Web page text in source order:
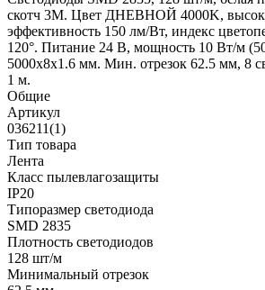
скотч 3M. Цвет ДНЕВНОЙ 4000K,
эффективность 150 лм/Вт, индекс
120°. Питание 24 В, мощность 10 Вт/м
5000x8x1.6 мм. Мин. отрезок 62.5 мм, 8
1 м.
Общие
Артикул
036211(1)
Тип товара
Лента
Класс пылевлагозащиты
IP20
Типоразмер светодиода
SMD 2835
Плотность светодиодов
128 шт/м
Минимальный отрезок